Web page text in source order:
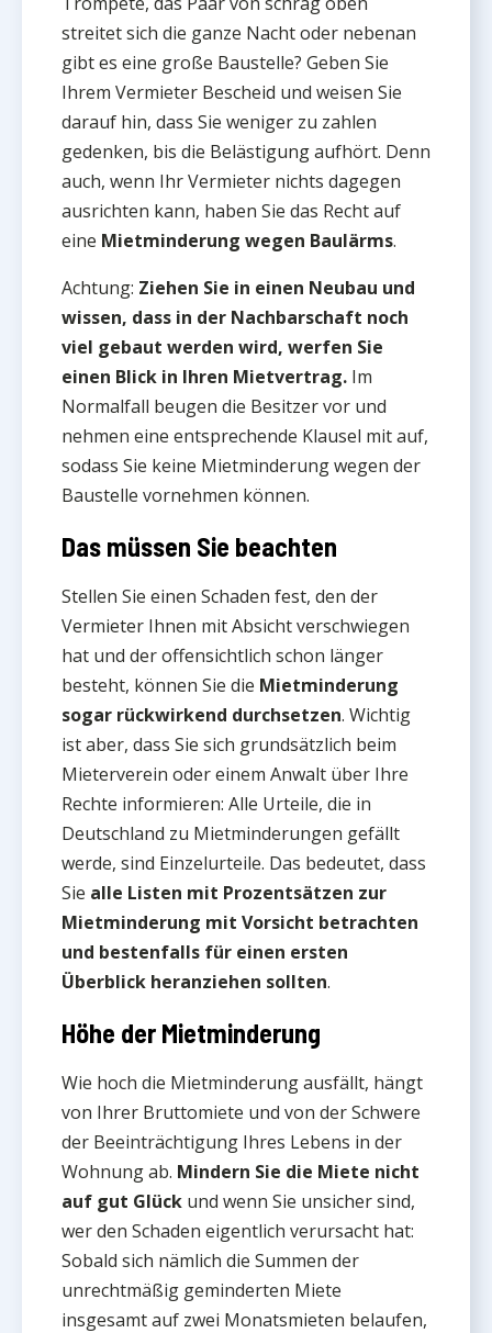
streitet sich die ganze Nacht oder nebenan
gibt es eine große Baustelle? Geben Sie
Ihrem Vermieter Bescheid und weisen Sie
darauf hin, dass Sie weniger zu zahlen
gedenken, bis die Belästigung aufhört. Denn
auch, wenn Ihr Vermieter nichts dagegen
ausrichten kann, haben Sie das Recht auf
eine Mietminderung wegen Baulärms.
Achtung: Ziehen Sie in einen Neubau und
wissen, dass in der Nachbarschaft noch
viel gebaut werden wird, werfen Sie
einen Blick in Ihren Mietvertrag. Im
Normalfall beugen die Besitzer vor und
nehmen eine entsprechende Klausel mit auf,
sodass Sie keine Mietminderung wegen der
Baustelle vornehmen können.
Das müssen Sie beachten
Stellen Sie einen Schaden fest, den der
Vermieter Ihnen mit Absicht verschwiegen
hat und der offensichtlich schon länger
besteht, können Sie die Mietminderung
sogar rückwirkend durchsetzen. Wichtig
ist aber, dass Sie sich grundsätzlich beim
Mieterverein oder einem Anwalt über Ihre
Rechte informieren: Alle Urteile, die in
Deutschland zu Mietminderungen gefällt
werde, sind Einzelurteile. Das bedeutet, dass
Sie alle Listen mit Prozentsätzen zur
Mietminderung mit Vorsicht betrachten
und bestenfalls für einen ersten
Überblick heranziehen sollten.
Höhe der Mietminderung
Wie hoch die Mietminderung ausfällt, hängt
von Ihrer Bruttomiete und von der Schwere
der Beeinträchtigung Ihres Lebens in der
Wohnung ab. Mindern Sie die Miete nicht
auf gut Glück und wenn Sie unsicher sind,
wer den Schaden eigentlich verursacht hat:
Sobald sich nämlich die Summen der
unrechtmäßig geminderten Miete
insgesamt auf zwei Monatsmieten belaufen,